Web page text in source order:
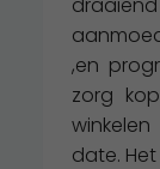
,en
zorg
date.